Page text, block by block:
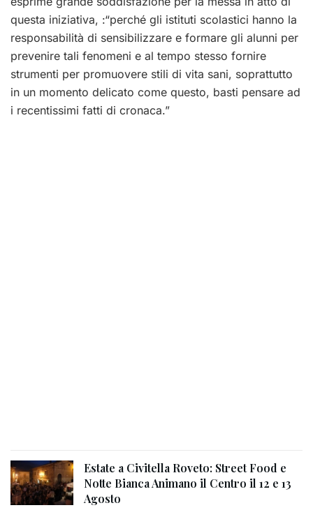
questa iniziativa, :“perché gli istituti scolastici hanno la
responsabilità di sensibilizzare e formare gli alunni per
prevenire tali fenomeni e al tempo stesso fornire
strumenti per promuovere stili di vita sani, soprattutto
in un momento delicato come questo, basti pensare ad
i recentissimi fatti di cronaca.”
Estate a Civitella Roveto: Street Food e
Notte Bianca Animano il Centro il 12 e 13
Agosto